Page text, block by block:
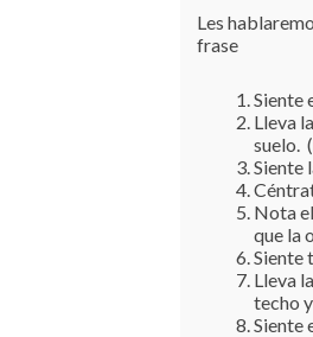
Les
frase
Siente
Lleva
suelo.
Siente
Nota
que la
Siente
Lleva
techo
Siente